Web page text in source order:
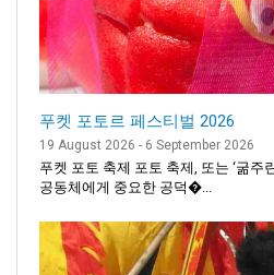
푸켓 포토르 페스티벌 2026
19 August 2026 - 6 September 2026
푸켓 포토 축제 포토 축제, 또는 ‘굶주
공동체에게 중요한 공덕�...